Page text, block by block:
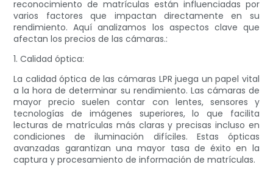
reconocimiento de matrículas están influenciadas por
varios factores que impactan directamente en su
rendimiento. Aquí analizamos los aspectos clave que
afectan los precios de las cámaras.:
1. Calidad óptica:
La calidad óptica de las cámaras LPR juega un papel vital
a la hora de determinar su rendimiento. Las cámaras de
mayor precio suelen contar con lentes, sensores y
tecnologías de imágenes superiores, lo que facilita
lecturas de matrículas más claras y precisas incluso en
condiciones de iluminación difíciles. Estas ópticas
avanzadas garantizan una mayor tasa de éxito en la
captura y procesamiento de información de matrículas.